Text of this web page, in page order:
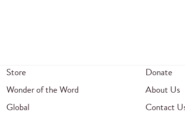
Store
Wonder of the Word
Global
Donate
About Us
Contact